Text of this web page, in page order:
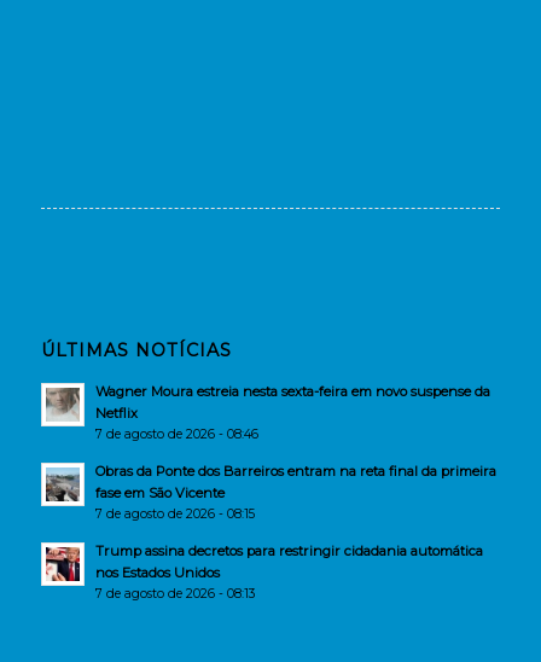
ÚLTIMAS NOTÍCIAS
Wagner Moura estreia nesta sexta-feira em novo suspense da
Netflix
7 de agosto de 2026 - 08:46
Obras da Ponte dos Barreiros entram na reta final da primeira
fase em São Vicente
7 de agosto de 2026 - 08:15
Trump assina decretos para restringir cidadania automática
nos Estados Unidos
7 de agosto de 2026 - 08:13